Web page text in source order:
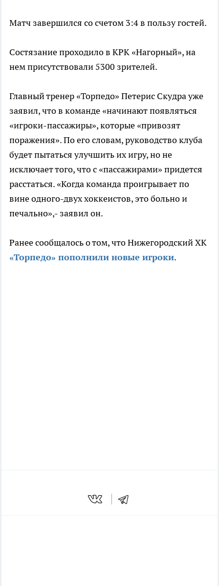
Матч завершился со счетом 3:4 в пользу гостей.
Состязание проходило в КРК «Нагорный», на
нем присутствовали 5300 зрителей.
Главный тренер «Торпедо» Петерис Скудра уже
заявил, что в команде «начинают появляться
«игроки-пассажиры», которые «привозят
поражения». По его словам, руководство клуба
будет пытаться улучшить их игру, но не
исключает того, что с «пассажирами» придется
расстаться. «Когда команда проигрывает по
вине одного-двух хоккеистов, это больно и
печально»,- заявил он.
Ранее сообщалось о том, что Нижегородский ХК
«Торпедо» пополнили новые игроки.